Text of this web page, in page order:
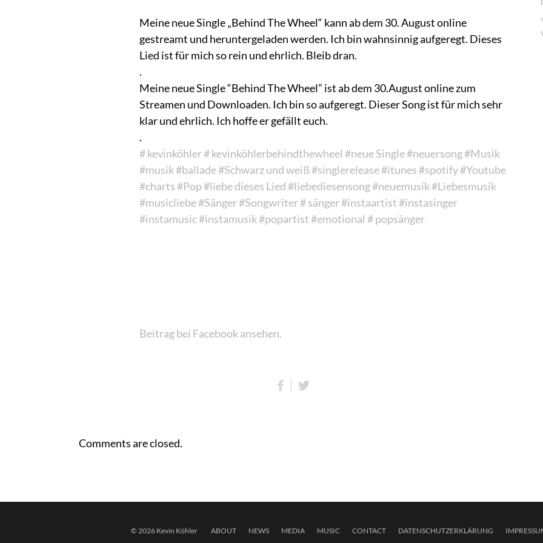
Meine neue Single „Behind The Wheel“ kann ab dem 30. August online
gestreamt und heruntergeladen werden. Ich bin wahnsinnig aufgeregt. Dieses
Lied ist für mich so rein und ehrlich. Bleib dran.
.
Meine neue Single “Behind The Wheel” ist ab dem 30.August online zum
Streamen und Downloaden. Ich bin so aufgeregt. Dieser Song ist für mich sehr
klar und ehrlich. Ich hoffe er gefällt euch.
.
# kevinköhler# kevinköhlerbehindthewheel #neue Single#neuersong#Musik
#musik#ballade#Schwarz und weiß#singlerelease#itunes#spotify#Youtube
#charts#Pop#liebe dieses Lied#liebediesensong#neuemusik#Liebesmusik
#musicliebe#Sänger#Songwriter# sänger#instaartist#instasinger
#instamusic#instamusik#popartist#emotional # popsänger
Beitrag bei Facebook ansehen.
Comments are closed.
© 2026 Kevin Köhler ABOUT NEWS MEDIA MUSIC CONTACT DATENSCHUTZERKLÄRUNG